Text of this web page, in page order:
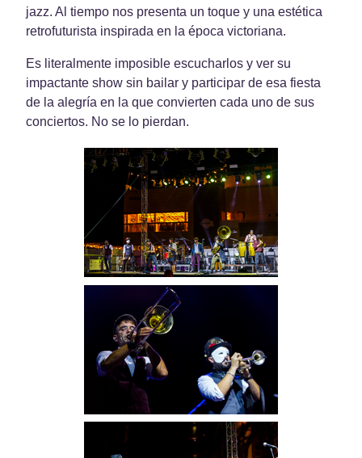
jazz. Al tiempo nos presenta un toque y una estética
retrofuturista inspirada en la época victoriana.
Es literalmente imposible escucharlos y ver su
impactante show sin bailar y participar de esa fiesta
de la alegría en la que convierten cada uno de sus
conciertos. No se lo pierdan.